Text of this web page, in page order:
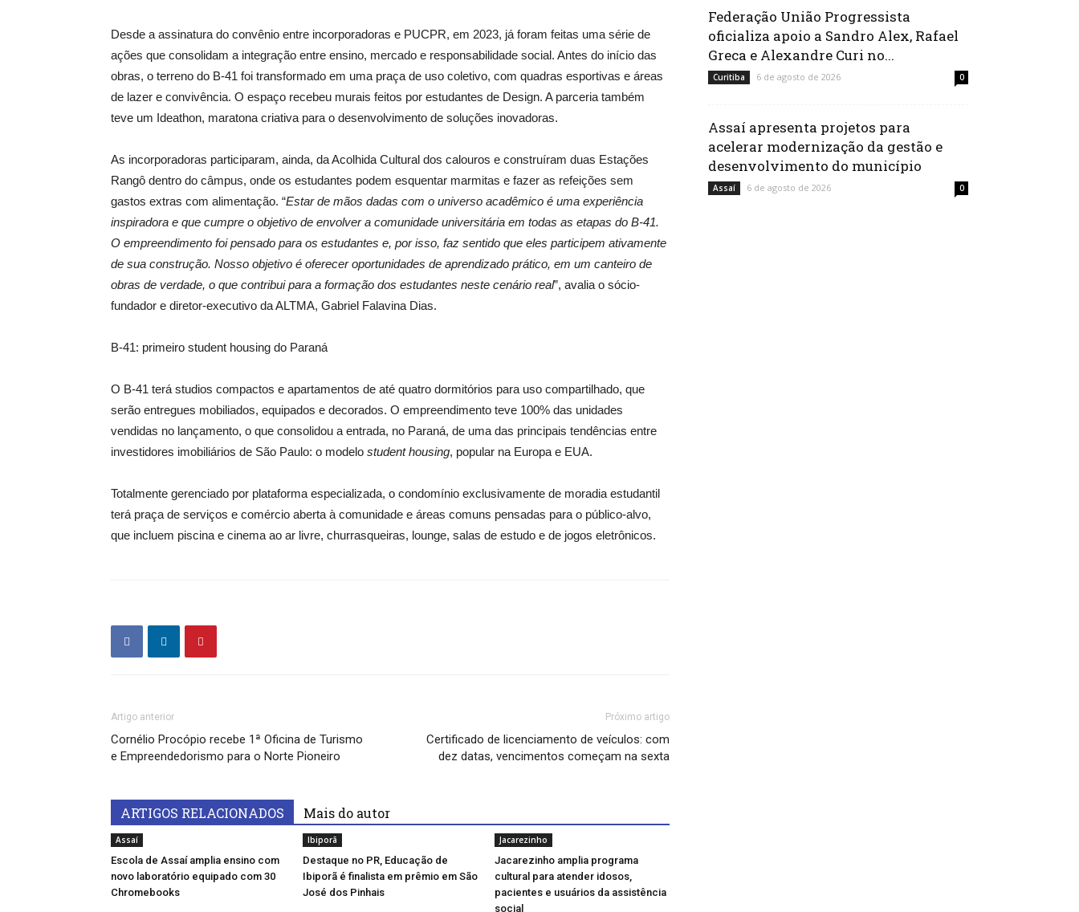
Desde a assinatura do convênio entre incorporadoras e PUCPR, em 2023, já foram feitas uma série de
ações que consolidam a integração entre ensino, mercado e responsabilidade social. Antes do início das
obras, o terreno do B-41 foi transformado em uma praça de uso coletivo, com quadras esportivas e áreas
de lazer e convivência. O espaço recebeu murais feitos por estudantes de Design. A parceria também
teve um Ideathon, maratona criativa para o desenvolvimento de soluções inovadoras.
As incorporadoras participaram, ainda, da Acolhida Cultural dos calouros e construíram duas Estações
Rangô dentro do câmpus, onde os estudantes podem esquentar marmitas e fazer as refeições sem
gastos extras com alimentação. “Estar de mãos dadas com o universo acadêmico é uma experiência
inspiradora e que cumpre o objetivo de envolver a comunidade universitária em todas as etapas do B-41.
O empreendimento foi pensado para os estudantes e, por isso, faz sentido que eles participem ativamente
de sua construção. Nosso objetivo é oferecer oportunidades de aprendizado prático, em um canteiro de
obras de verdade, o que contribui para a formação dos estudantes neste cenário real”, avalia o sócio-
fundador e diretor-executivo da ALTMA, Gabriel Falavina Dias.
B-41: primeiro student housing do Paraná
O B-41 terá studios compactos e apartamentos de até quatro dormitórios para uso compartilhado, que
serão entregues mobiliados, equipados e decorados. O empreendimento teve 100% das unidades
vendidas no lançamento, o que consolidou a entrada, no Paraná, de uma das principais tendências entre
investidores imobiliários de São Paulo: o modelo student housing, popular na Europa e EUA.
Totalmente gerenciado por plataforma especializada, o condomínio exclusivamente de moradia estudantil
terá praça de serviços e comércio aberta à comunidade e áreas comuns pensadas para o público-alvo,
que incluem piscina e cinema ao ar livre, churrasqueiras, lounge, salas de estudo e de jogos eletrônicos.
Artigo anterior
Cornélio Procópio recebe 1ª Oficina de Turismo
e Empreendedorismo para o Norte Pioneiro
Próximo artigo
Certificado de licenciamento de veículos: com
dez datas, vencimentos começam na sexta
ARTIGOS RELACIONADOS Mais do autor
Assaí
Escola de Assaí amplia ensino com
novo laboratório equipado com 30
Chromebooks
Ibiporã
Destaque no PR, Educação de
Ibiporã é finalista em prêmio em São
José dos Pinhais
Jacarezinho
Jacarezinho amplia programa
cultural para atender idosos,
pacientes e usuários da assistência
social
Federação União Progressista
oficializa apoio a Sandro Alex, Rafael
Greca e Alexandre Curi no...
Curitiba 6 de agosto de 2026 0
Assaí apresenta projetos para
acelerar modernização da gestão e
desenvolvimento do município
Assaí 6 de agosto de 2026 0